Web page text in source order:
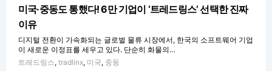
미국·중동도 통했다! 6만 기업이 ‘트레드링스’ 선택한 진짜
이유
디지털 전환이 가속화되는 글로벌 물류 시장에서, 한국의 소프트웨어 기업
이 새로운 이정표를 세우고 있다. 단순히 화물의…
트레드링스, tradlinx, 미국, 중동